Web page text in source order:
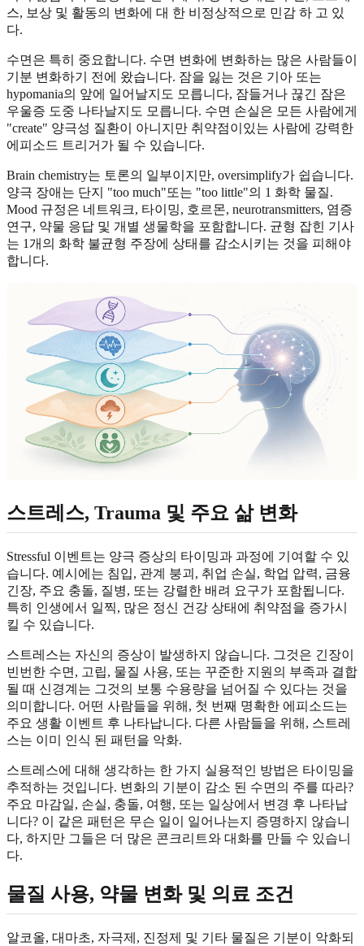
스, 보상 및 활동의 변화에 대 한 비정상적으로 민감 하 고 있
다.
수면은 특히 중요합니다. 수면 변화에 변화하는 많은 사람들이
기분 변화하기 전에 왔습니다. 잠을 잃는 것은 기아 또는
hypomania의 앞에 일어날지도 모릅니다, 잠들거나 끊긴 잠은
우울증 도중 나타날지도 모릅니다. 수면 손실은 모든 사람에게
"create" 양극성 질환이 아니지만 취약점이있는 사람에 강력한
에피소드 트리거가 될 수 있습니다.
Brain chemistry는 토론의 일부이지만, oversimplify가 쉽습니다.
양극 장애는 단지 "too much"또는 "too little"의 1 화학 물질.
Mood 규정은 네트워크, 타이밍, 호르몬, neurotransmitters, 염증
연구, 약물 응답 및 개별 생물학을 포함합니다. 균형 잡힌 기사
는 1개의 화학 불균형 주장에 상태를 감소시키는 것을 피해야
합니다.
스트레스, Trauma 및 주요 삶 변화
Stressful 이벤트는 양극 증상의 타이밍과 과정에 기여할 수 있
습니다. 예시에는 침입, 관계 붕괴, 취업 손실, 학업 압력, 금융
긴장, 주요 충돌, 질병, 또는 강렬한 배려 요구가 포함됩니다.
특히 인생에서 일찍, 많은 정신 건강 상태에 취약점을 증가시
킬 수 있습니다.
스트레스는 자신의 증상이 발생하지 않습니다. 그것은 긴장이
빈번한 수면, 고립, 물질 사용, 또는 꾸준한 지원의 부족과 결합
될 때 신경계는 그것의 보통 수용량을 넘어질 수 있다는 것을
의미합니다. 어떤 사람들을 위해, 첫 번째 명확한 에피소드는
주요 생활 이벤트 후 나타납니다. 다른 사람들을 위해, 스트레
스는 이미 인식 된 패턴을 악화.
스트레스에 대해 생각하는 한 가지 실용적인 방법은 타이밍을
추적하는 것입니다. 변화의 기분이 감소 된 수면의 주를 따라?
주요 마감일, 손실, 충돌, 여행, 또는 일상에서 변경 후 나타납
니다? 이 같은 패턴은 무슨 일이 일어나는지 증명하지 않습니
다, 하지만 그들은 더 많은 콘크리트와 대화를 만들 수 있습니
다.
물질 사용, 약물 변화 및 의료 조건
알코올, 대마초, 자극제, 진정제 및 기타 물질은 기분이 악화되